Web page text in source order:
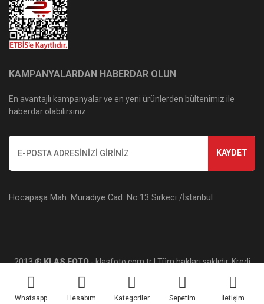
Whatsapp Hesabım Kategoriler Sepetim İletişim
KAMPANYALARDAN HABERDAR OLUN
En avantajlı kampanyalar ve en yeni ürünlerden bültenimiz ile
haberdar olabilirsiniz.
KAYDET
Hocapaşa Mah. Muradiye Cad. No:13 Sirkeci /İstanbul
2013 ®KLAS FOTO- klasfoto.com.tr | Tüm hakları saklıdır. Kredi